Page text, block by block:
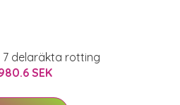
delaräkta rotting
SEK